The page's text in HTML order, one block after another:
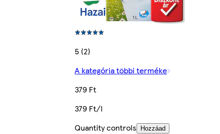
5 (2)
A kategória többi terméke
379 Ft
379 Ft/l
Quantity controls
Hozzáad